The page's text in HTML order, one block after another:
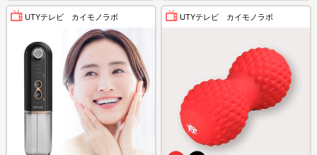
UTYテレビ カイモノラボ UTYテレビ カイモノラボ